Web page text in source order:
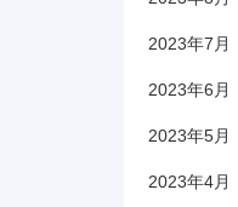
2023年7月
2023年6月
2023年5月
2023年4月